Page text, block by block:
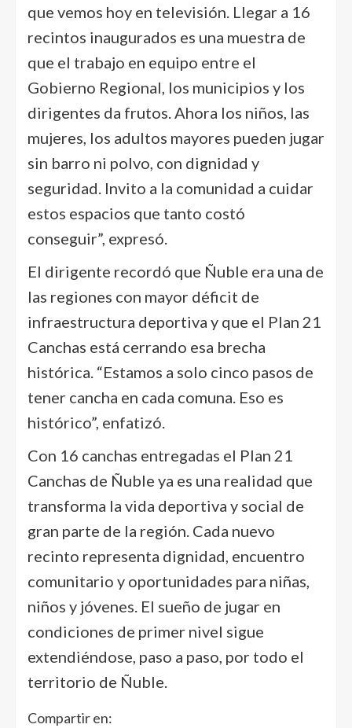
que vemos hoy en televisión. Llegar a 16
recintos inaugurados es una muestra de
que el trabajo en equipo entre el
Gobierno Regional, los municipios y los
dirigentes da frutos. Ahora los niños, las
mujeres, los adultos mayores pueden jugar
sin barro ni polvo, con dignidad y
seguridad. Invito a la comunidad a cuidar
estos espacios que tanto costó
conseguir”, expresó.
El dirigente recordó que Ñuble era una de
las regiones con mayor déficit de
infraestructura deportiva y que el Plan 21
Canchas está cerrando esa brecha
histórica. “Estamos a solo cinco pasos de
tener cancha en cada comuna. Eso es
histórico”, enfatizó.
Con 16 canchas entregadas el Plan 21
Canchas de Ñuble ya es una realidad que
transforma la vida deportiva y social de
gran parte de la región. Cada nuevo
recinto representa dignidad, encuentro
comunitario y oportunidades para niñas,
niños y jóvenes. El sueño de jugar en
condiciones de primer nivel sigue
extendiéndose, paso a paso, por todo el
territorio de Ñuble.
Compartir en: